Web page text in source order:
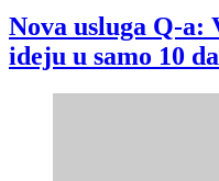
Nova usluga Q-
ideju u samo 10